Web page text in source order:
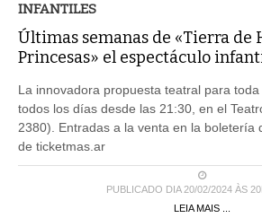
INFANTILES
Últimas semanas de «Tierra de
Princesas» el espectáculo
La innovadora propuesta teatral para
todos los días desde las 21:30, en el
2380). Entradas a la venta en la boletería
de ticketmas.ar
PUBLICADO DIA 20/02/2024 ÀS
LEIA MAIS ...